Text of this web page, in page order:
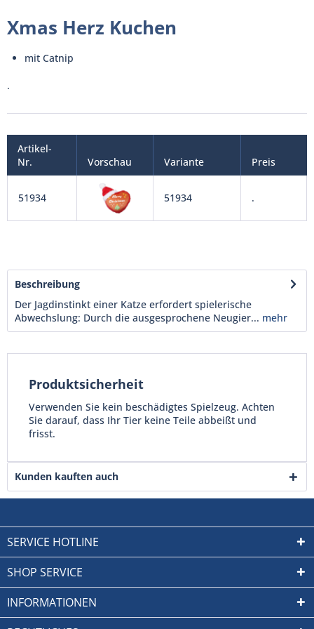
Xmas Herz Kuchen
mit Catnip
.
Artikel-
Nr.
Vorschau Variante Preis
51934 51934 .
Beschreibung
Der Jagdinstinkt einer Katze erfordert spielerische
Abwechslung: Durch die ausgesprochene Neugier... mehr
Produktsicherheit
Verwenden Sie kein beschädigtes Spielzeug. Achten
Sie darauf, dass Ihr Tier keine Teile abbeißt und
frisst.
Kunden kauften auch
SERVICE HOTLINE
SHOP SERVICE
INFORMATIONEN